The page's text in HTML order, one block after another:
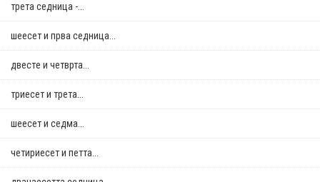
трета седница -...
шеесет и прва седница...
двестe и четврта...
триесет и трета...
шеесет и седма...
четириесет и петта...